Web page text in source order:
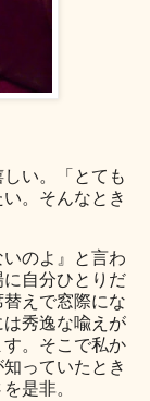
い。「とても
。そんなとき
のよ』と言わ
自分ひとりだ
えで窓際にな
秀逸な喩えが
。そこで私か
っていたとき
是非。